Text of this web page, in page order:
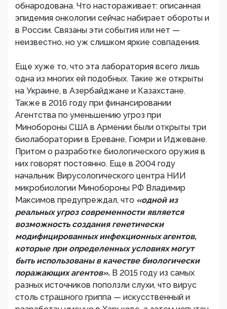
обнародована. Что настораживает: описанная
эпидемия онкологии сейчас набирает обороты и
в России. Связаны эти события или нет —
неизвестно, но уж слишком яркие совпадения.
Еще хуже то, что эта лаборатория всего лишь
одна из многих ей подобных. Такие же открыты
на Украине, в Азербайджане и Казахстане.
Также в 2016 году при финансировании
Агентства по уменьшению угроз при
Минобороны США в Армении были открыты три
биолаборатории в Ереване, Гюмри и Иджеване.
Притом о разработке биологического оружия в
них говорят постоянно. Еще в 2004 году
начальник Вирусологического центра НИИ
микробиологии Минобороны РФ Владимир
Максимов предупреждал, что «одной из
реальных угроз современности является
возможность создания генетически
модифицированных инфекционных агентов,
которые при определенных условиях могут
быть использованы в качестве биологически
поражающих агентов». В 2015 году из самых
разных источников поползли слухи, что вирус
столь страшного гриппа — искусственный и